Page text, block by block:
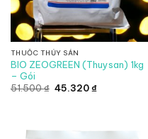
THUỐC THỦY SẢN
BIO ZEOGREEN (Thuysan) 1kg
– Gói
51.500₫ Giá
45.320₫Giá